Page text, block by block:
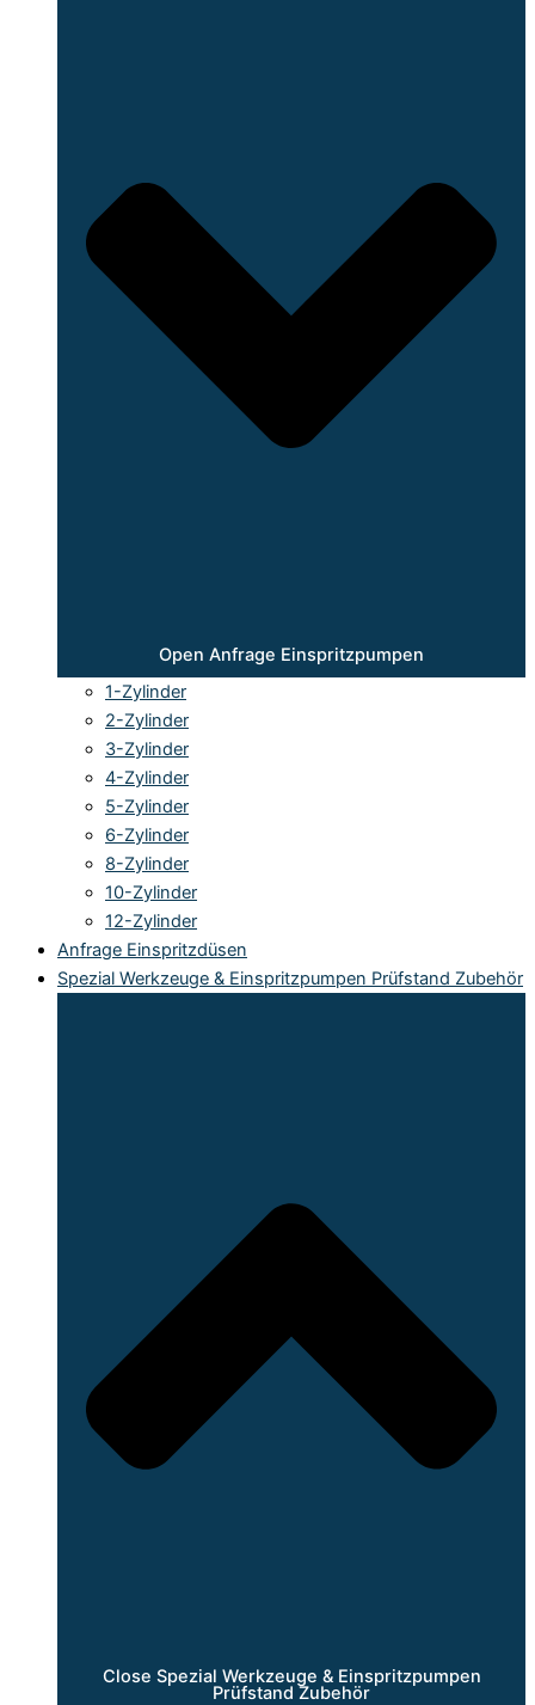
Open Anfrage Einspritzpumpen
1-Zylinder
2-Zylinder
3-Zylinder
4-Zylinder
5-Zylinder
6-Zylinder
8-Zylinder
10-Zylinder
12-Zylinder
Anfrage Einspritzdüsen
Spezial Werkzeuge & Einspritzpumpen Prüfstand Zubehör
Close Spezial Werkzeuge & Einspritzpumpen
Prüfstand Zubehör